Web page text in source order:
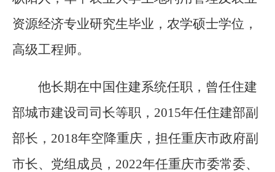
资源经济专业研究生毕业，农学硕士学位，
高级工程师。
他长期在中国住建系统任职，曾任住建
部城市建设司司长等职，2015年任住建部副
部长，2018年空降重庆，担任重庆市政府副
市长、党组成员，2022年任重庆市委常委、